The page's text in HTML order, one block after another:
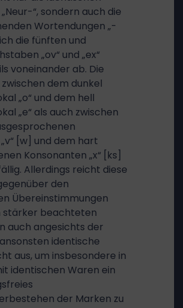
“, sondern auch die
Wortendungen „-
die fünften und
„ov“ und „ex“
voneinander ab. Die
dem dunkel
„o“ und dem hell
„e“ als auch zwischen
[w] und dem hart
Konsonanten „x“ [ks]
Allerdings reicht diese
den
Übereinstimmungen
stärker beachteten
auch angesichts der
identische
aus, um insbesondere in
identischen Waren ein
der Marken zu